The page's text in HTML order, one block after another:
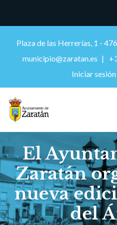
Plaza de las Herrerías, 1 -
municipio@zaratan.es
Iniciar
El
Zaratán
nueva
del